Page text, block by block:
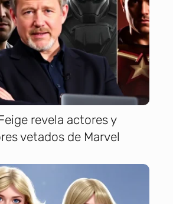
revela actores y
vetados de Marvel